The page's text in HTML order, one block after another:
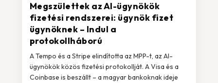
Megszülettek az AI-ügynökök
fizetési rendszerei: ügynök fizet
ügynöknek – Indul a
protokollháború
A Tempo és a Stripe elindította az MPP-t, az AI-
ügynökök közös fizetési protokollját. A Visa és a
Coinbase is beszállt – a magyar bankoknak ideje